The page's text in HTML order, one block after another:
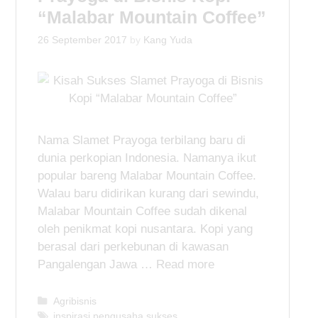
“Malabar Mountain Coffee”
26 September 2017 by Kang Yuda
Nama Slamet Prayoga terbilang baru di
dunia perkopian Indonesia. Namanya ikut
popular bareng Malabar Mountain Coffee.
Walau baru didirikan kurang dari sewindu,
Malabar Mountain Coffee sudah dikenal
oleh penikmat kopi nusantara. Kopi yang
berasal dari perkebunan di kawasan
Pangalengan Jawa … Read more
C
a
Agribisnis
T
inspirasi pengusaha sukses